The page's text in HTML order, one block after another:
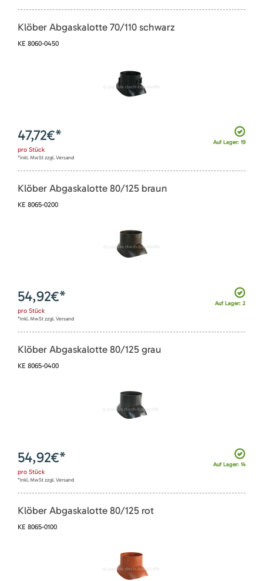
Klöber Abgaskalotte 70/110 schwarz
KE 8060-0450
Auf Lager: 19
47,72€*
pro Stück
*inkl. MwSt zzgl. Versand
Klöber Abgaskalotte 80/125 braun
KE 8065-0200
Auf Lager: 2
54,92€*
pro Stück
*inkl. MwSt zzgl. Versand
Klöber Abgaskalotte 80/125 grau
KE 8065-0400
Auf Lager: 14
54,92€*
pro Stück
*inkl. MwSt zzgl. Versand
Klöber Abgaskalotte 80/125 rot
KE 8065-0100